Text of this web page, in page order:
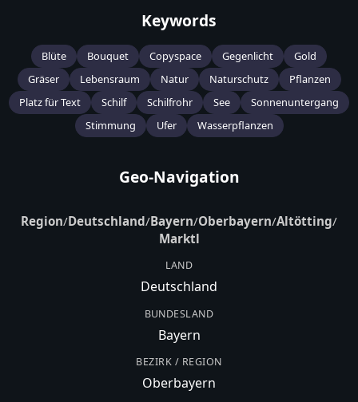
Keywords
Blüte Bouquet Copyspace Gegenlicht
Gold
Gräser
Lebensraum Natur Naturschutz
Pflanzen
Platz für Text
Schilf Schilfrohr See
Sonnenuntergang
Stimmung
Ufer Wasserpflanzen
Geo-Navigation
Region/Deutschland/Bayern/Oberbayern/Altötting/
Marktl
LAND
Deutschland
BUNDESLAND
Bayern
BEZIRK / REGION
Oberbayern